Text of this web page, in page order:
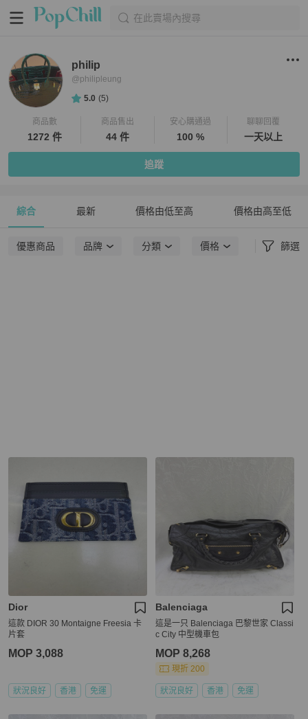
在此賣場內搜尋
philip
@philipleung
5.0 (5)
商品數
1272 件
商品售出
44 件
安心購通過
100 %
聊聊回覆
一天以上
追蹤
綜合 最新 價格由低至高 價格由高至低
優惠商品 品牌 分類 價格 篩選
Dior
這款 DIOR 30 Montaigne Freesia 卡
片套
MOP 3,088
狀況良好 香港 免運
Balenciaga
這是一只 Balenciaga 巴黎世家 Classi
c City 中型機車包
MOP 8,268
現折 200
狀況良好 香港 免運